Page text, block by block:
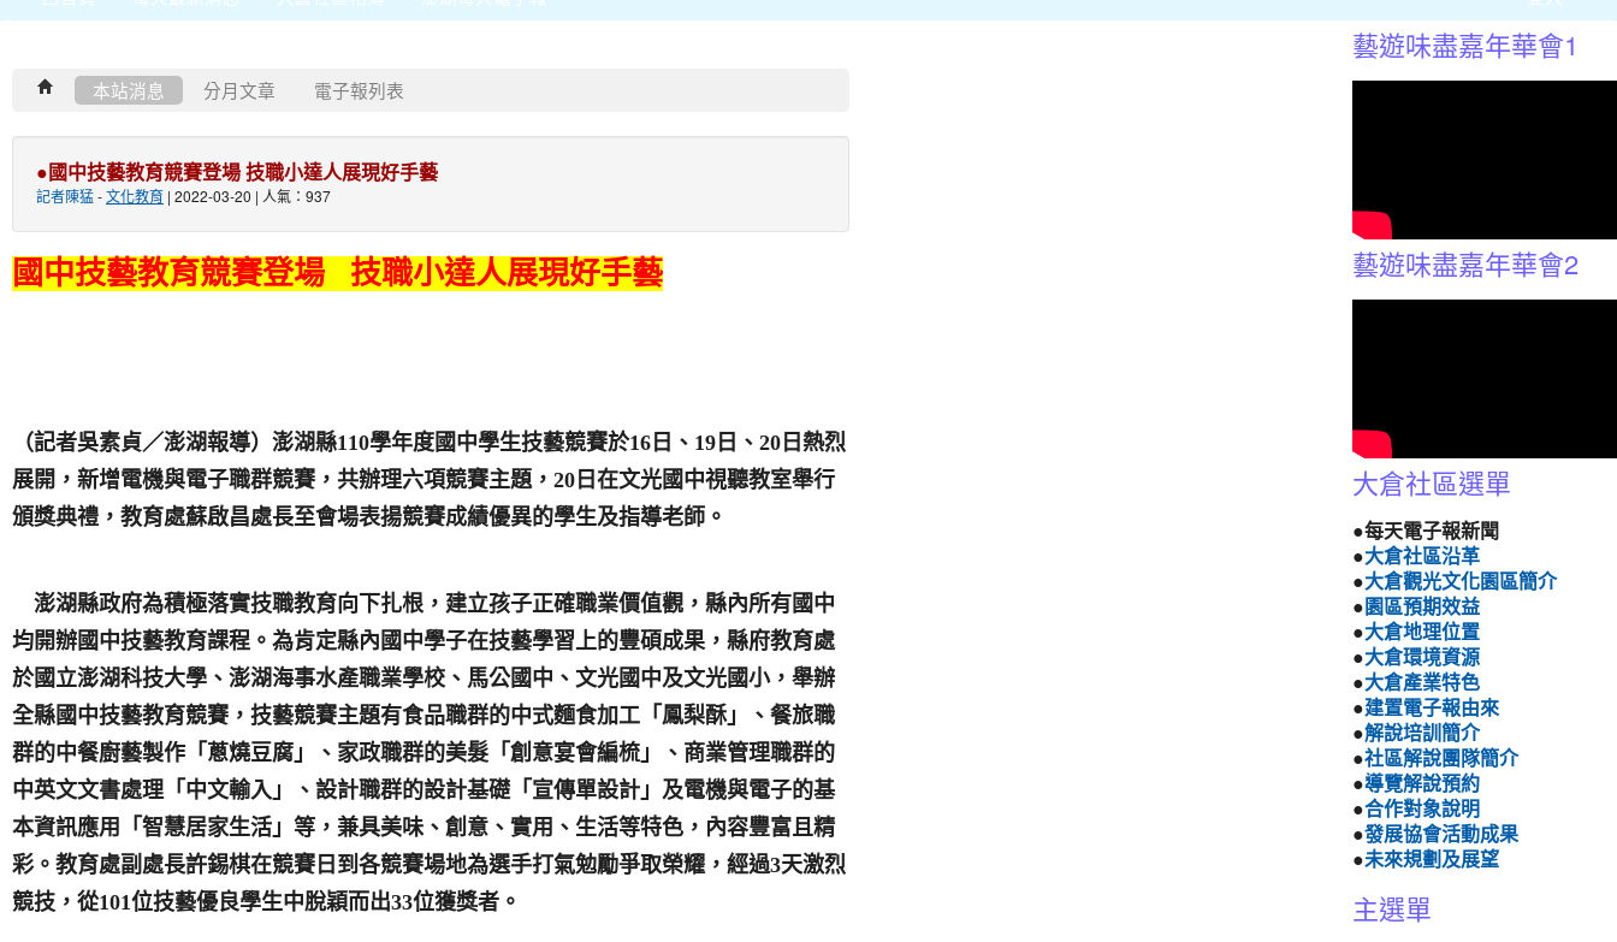
本站消息 分月文章 電子報列表
●國中技藝教育競賽登場 技職小達人展現好手藝
記者陳猛-文化教育 | 2022-03-20 | 人氣：937
國中技藝教育競賽登場 技職小達人展現好手藝
（記者吳素貞／澎湖報導）澎湖縣110學年度國中學生技藝競賽於16日、19日、20日熱烈
展開，新增電機與電子職群競賽，共辦理六項競賽主題，20日在文光國中視聽教室舉行
頒獎典禮，教育處蘇啟昌處長至會場表揚競賽成績優異的學生及指導老師。
澎湖縣政府為積極落實技職教育向下扎根，建立孩子正確職業價值觀，縣內所有國中
均開辦國中技藝教育課程。為肯定縣內國中學子在技藝學習上的豐碩成果，縣府教育處
於國立澎湖科技大學、澎湖海事水產職業學校、馬公國中、文光國中及文光國小，舉辦
全縣國中技藝教育競賽，技藝競賽主題有食品職群的中式麵食加工「鳳梨酥」、餐旅職
群的中餐廚藝製作「蔥燒豆腐」、家政職群的美髮「創意宴會編梳」、商業管理職群的
中英文文書處理「中文輸入」、設計職群的設計基礎「宣傳單設計」及電機與電子的基
本資訊應用「智慧居家生活」等，兼具美味、創意、實用、生活等特色，內容豐富且精
彩。教育處副處長許錫棋在競賽日到各競賽場地為選手打氣勉勵爭取榮耀，經過3天激烈
競技，從101位技藝優良學生中脫穎而出33位獲獎者。
藝遊味盡嘉年華會1
藝遊味盡嘉年華會2
大倉社區選單
●每天電子報新聞
●大倉社區沿革
●大倉觀光文化園區簡介
● 園區預期效益
●大倉地理位置
●大倉環境資源
●大倉產業特色
●建置電子報由來
●解說培訓簡介
●社區解說團隊簡介
●導覽解說預約
●合作對象說明
●發展協會活動成果
●未來規劃及展望
主選單